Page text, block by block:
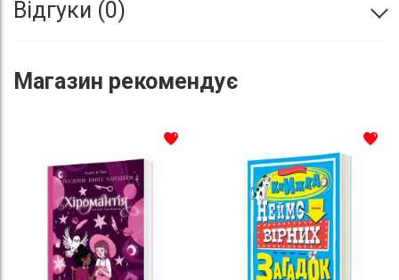
Відгуки 0
Магазин рекомендує
До списку бажань